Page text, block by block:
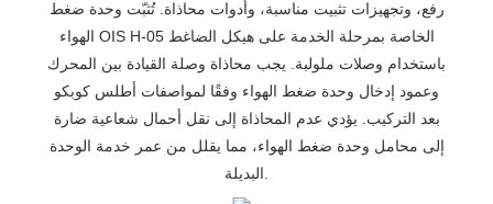
رفع، وتجهيزات تثبيت مناسبة، وأدوات محاذاة. تُثبّت وحدة ضغط
الهواء OIS H-05 الخاصة بمرحلة الخدمة على هيكل الضاغط
باستخدام وصلات ملولبة. يجب محاذاة وصلة القيادة بين المحرك
وعمود إدخال وحدة ضغط الهواء وفقًا لمواصفات أطلس كوبكو
بعد التركيب. يؤدي عدم المحاذاة إلى نقل أحمال شعاعية ضارة
إلى محامل وحدة ضغط الهواء، مما يقلل من عمر خدمة الوحدة